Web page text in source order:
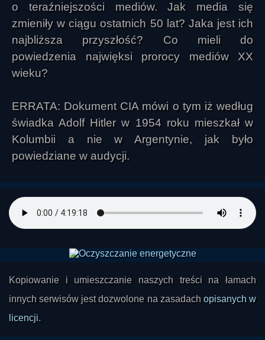
o teraźniejszości mediów. Jak media się
zmieniły w ciągu ostatnich 50 lat? Jaka jest ich
najbliższa przyszłość? Co mieli do
powiedzenia najwięksi prorocy mediów XX
wieku?
ERRATA: Dokument CIA mówi o tym iż według
świadka Adolf Hitler w 1954 roku mieszkał w
Kolumbii a nie w Argentynie, jak było
powiedziane w audycji.
Kopiowanie i umieszczanie naszych treści na łamach
innych serwisów jest dozwolone na zasadach opisanych w
licencji.